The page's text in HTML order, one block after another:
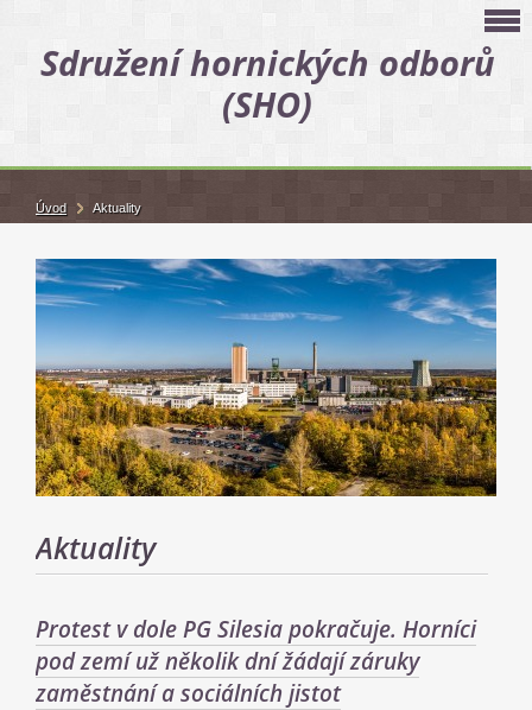
Sdružení hornických odborů
(SHO)
Aktuality
Protest v dole PG Silesia pokračuje. Horníci
pod zemí už několik dní žádají záruky
zaměstnání a sociálních jistot
Úvod Aktuality